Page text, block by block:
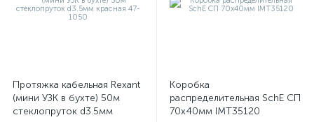
Протяжка кабельная Rexant
(мини УЗК в бухте) 50м
стеклопруток d3.5мм
Коробка
распределительная SchE СП
70х40мм IMT35120